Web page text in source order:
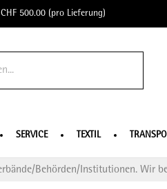
500.00 (pro Lieferung)
SERVICE TEXTIL
Behörden/Institutionen. Wir